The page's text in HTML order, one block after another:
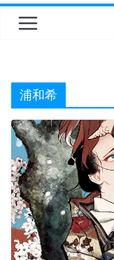
浦和希